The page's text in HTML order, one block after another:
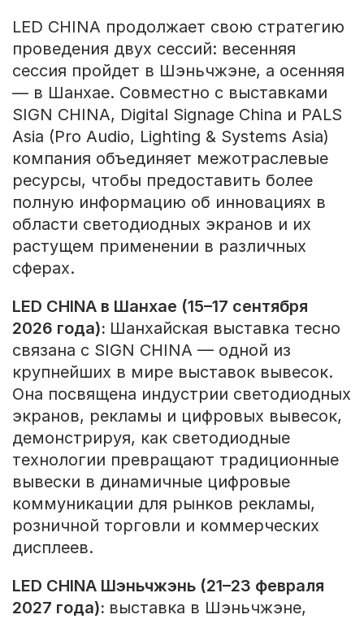
LED CHINA продолжает свою стратегию
проведения двух сессий: весенняя
сессия пройдет в Шэньчжэне, а осенняя
— в Шанхае. Совместно с выставками
SIGN CHINA, Digital Signage China и PALS
Asia (Pro Audio, Lighting & Systems Asia)
компания объединяет межотраслевые
ресурсы, чтобы предоставить более
полную информацию об инновациях в
области светодиодных экранов и их
растущем применении в различных
сферах.
LED CHINA в Шанхае (15–17 сентября
2026 года): Шанхайская выставка тесно
связана с SIGN CHINA — одной из
крупнейших в мире выставок вывесок.
Она посвящена индустрии светодиодных
экранов, рекламы и цифровых вывесок,
демонстрируя, как светодиодные
технологии превращают традиционные
вывески в динамичные цифровые
коммуникации для рынков рекламы,
розничной торговли и коммерческих
дисплеев.
LED CHINA Шэньчжэнь (21–23 февраля
2027 года): выставка в Шэньчжэне,